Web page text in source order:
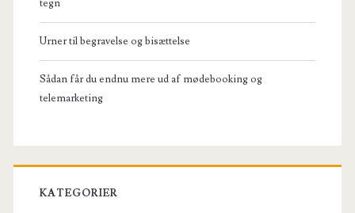
tegn
Urner til begravelse og bisættelse
Sådan får du endnu mere ud af mødebooking og
telemarketing
KATEGORIER